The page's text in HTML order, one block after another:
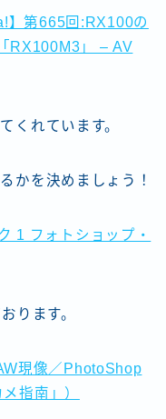
】第665回:RX100の
RX100M3」 – AV
くれています。
かを決めましょう！
1 フォトショップ・
ります。
現像／PhotoShop
指南」）